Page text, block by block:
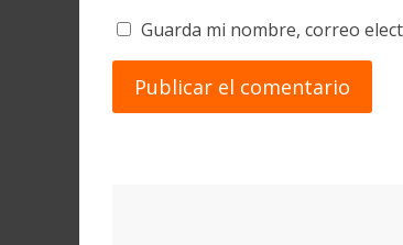
Guarda mi nombre, correo